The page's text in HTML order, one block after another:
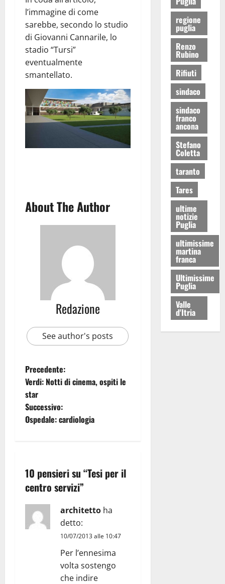
l’immagine di come
sarebbe, secondo lo studio
di Giovanni Cannarile, lo
stadio “Tursi”
eventualmente
smantellato.
About The Author
Redazione
See author's posts
Precedente:
Verdi: Notti di cinema, ospiti le
star
Successivo:
Ospedale: cardiologia
10 pensieri su “Tesi per il
centro servizi”
architetto ha
detto:
10/07/2013 alle 10:47
Per l’ennesima
volta sostengo
che indire
regione
puglia
Renzo
Rubino
Rifiuti
sindaco
sindaco
franco
ancona
Stefano
Coletta
taranto
Tares
ultime
notizie
Puglia
ultimissime
martina
franca
Ultimissime
Puglia
Valle
d'Itria